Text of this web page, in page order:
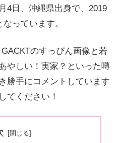
4日、沖縄県出身で、2019
っています。
GACKTのすっぴん画像と若
やしい！実家？ といった噂
勝手にコメントしています
てください！